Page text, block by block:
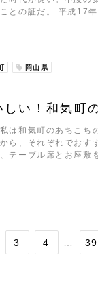
との証だ。 平成17
岡山県
しい！和気町
は和気町のあちこち
ら、それぞれでおす
テーブル席とお座
3 4 39